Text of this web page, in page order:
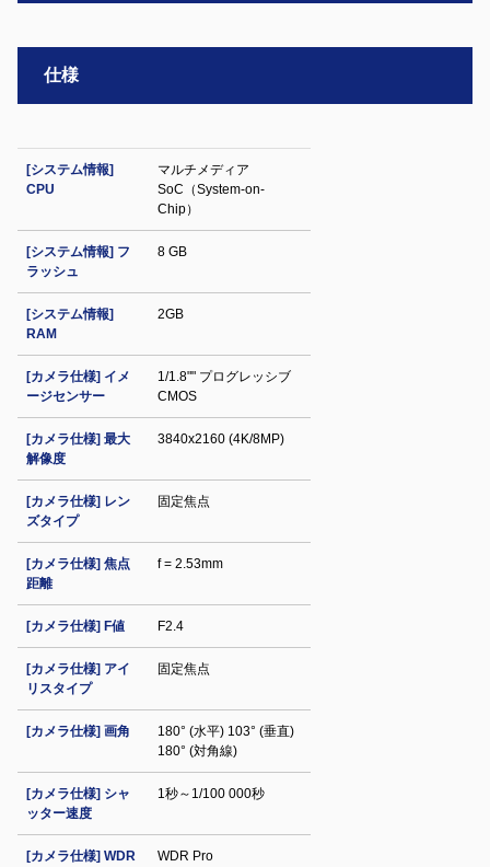
仕様
[システム情報]
CPU
マルチメディア
SoC（System-on-
Chip）
[システム情報] フ
ラッシュ
8 GB
[システム情報]
RAM
2GB
[カメラ仕様] イメ
ージセンサー
1/1.8"" プログレッシブ
CMOS
[カメラ仕様] 最大
解像度
3840x2160 (4K/8MP)
[カメラ仕様] レン
ズタイプ
固定焦点
[カメラ仕様] 焦点
距離
f = 2.53mm
[カメラ仕様] F値 F2.4
[カメラ仕様] アイ
リスタイプ
固定焦点
[カメラ仕様] 画角
180° (水平) 103° (垂直)
180° (対角線)
[カメラ仕様] シャ
ッター速度
1秒～1/100 000秒
[カメラ仕様] WDR
WDR Pro